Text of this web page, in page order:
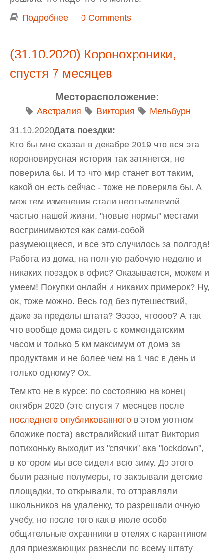
Подробнее о Как перейти из зоны комфорта в
0 Comments
(31.10.2020) Коронохроники,
спустя 7 месяцев
Месторасположение:
Австралия Виктория
Мельбурн
Дата поездки:
31.10.2020
Кто бы мне сказал в декабре 2019 что вся эта
короновирусная история так затянется, не
поверила бы. И то что мир станет вот таким,
какой он есть сейчас - тоже не поверила бы. А
меж тем изменения стали неотъемлемой
частью нашей жизни, "новые нормы" местами
воспринимаются как сами-собой
разумеющиеся, и все это случилось за полгода!
Работа из дома, на полную рабочую неделю и
никаких поездок в офис? Оказывается, можем и
умеем! Покупки онлайн и никаких примерок? Ну,
ок, тоже можно. Весь год без путешествий,
даже за пределы штата? Эээээ, чтоооо? А так
что вообще дома сидеть с коммендатским
часом и только 5 км максимум от дома за
продуктами и не более чем на 1 час в день и
только одному? Ох.
Тем кто не в курсе: по состоянию на конец
октября 2020 (это спустя 7 месяцев после
последнего опубликованного в этом уютном
бложике поста) австралийский штат Виктория
потихоньку выходит из "спячки" ака "lockdown",
в котором мы все сидели всю зиму. До этого
были разные полумеры, то закрывали детские
площадки, то открывали, то отправляли
школьников на удаленку, то разрешали очную
учебу, но после того как в июле особо
общительные охранники в отелях с карантином
для приезжающих разнесли по всему штату